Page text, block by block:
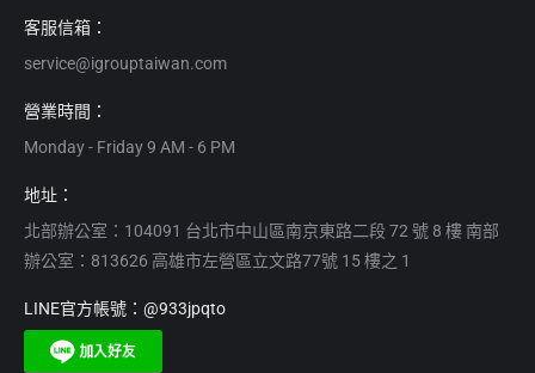
客服信箱：
service@igrouptaiwan.com
營業時間：
Monday - Friday 9 AM - 6 PM
地址：
北部辦公室：104091 台北市中山區南京東路二段 72 號 8 樓 南部
辦公室：813626 高雄市左營區立文路77號 15 樓之 1
LINE官方帳號：@933jpqto